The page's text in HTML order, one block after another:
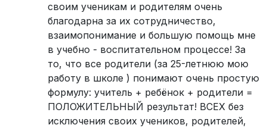
своим ученикам и родителям очень
благодарна за их сотрудничество,
взаимопонимание и большую помощь мне
в учебно - воспитательном процессе! За
то, что все родители (за 25-летнюю мою
работу в школе ) понимают очень простую
формулу: учитель + ребёнок + родители =
ПОЛОЖИТЕЛЬНЫЙ результат! ВСЕХ без
исключения своих учеников, родителей,